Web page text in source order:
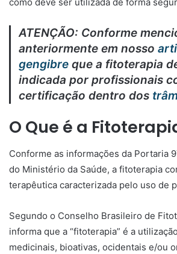
ATENÇÃO: Conforme
anteriormente em nosso
gengibre que a fitoterapia
indicada por profissionais
certificação dentro dos
O Que é a
Conforme as informações da Portaria
do Ministério da Saúde, a fitoterapia
terapêutica caracterizada pelo uso de
Segundo o Conselho Brasileiro de
informa que a “fitoterapia” é a
medicinais, bioativas, ocidentais e/ou